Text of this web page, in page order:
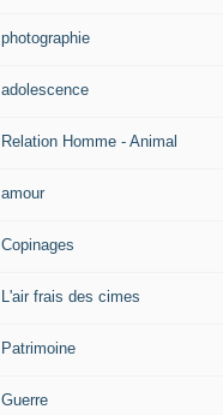
photographie
adolescence
Relation Homme - Animal
amour
Copinages
L'air frais des cimes
Patrimoine
Guerre